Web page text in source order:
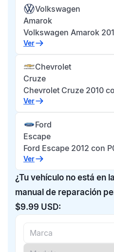
Volkswagen
Amarok
Volkswagen Amarok
Ver
Chevrolet
Cruze
Chevrolet Cruze 2010
Ver
Ford
Escape
Ford Escape 2012 con
Ver
¿Tu vehículo no está en
manual de reparación
$9.99 USD: